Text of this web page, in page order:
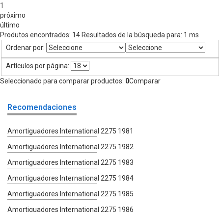
1
próximo
último
Produtos encontrados: 14 Resultados de la búsqueda para: 1 ms
Ordenar por:
Artículos por página:
Seleccionado para comparar productos: 0Comparar
Recomendaciones
Amortiguadores International 2275 1981
Amortiguadores International 2275 1982
Amortiguadores International 2275 1983
Amortiguadores International 2275 1984
Amortiguadores International 2275 1985
Amortiguadores International 2275 1986